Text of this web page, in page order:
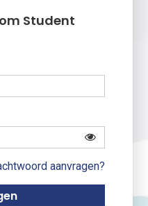
Student
aanvragen?